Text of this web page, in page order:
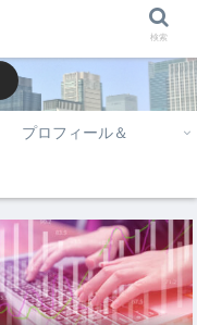
プロフィール＆
検索